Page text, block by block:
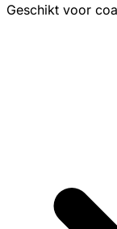
Geschikt voor